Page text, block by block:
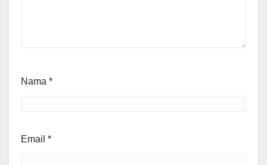
Nama *
Email *